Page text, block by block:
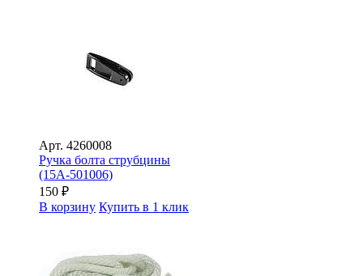
Арт. 4260008
Ручка болта струбцины
(15A-501006)
150 ₽
В корзину Купить в 1 клик